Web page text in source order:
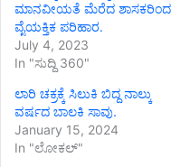
ಮಾನವೀಯತೆ ಮೆರೆದ ಶಾಸಕರಿಂದ
ವೈಯಕ್ತಿಕ ಪರಿಹಾರ.
July 4, 2023
In "ಸುದ್ದಿ 360"
ಲಾರಿ ಚಕ್ರಕ್ಕೆ ಸಿಲುಕಿ ಬಿದ್ದ ನಾಲ್ಕು
ವರ್ಷದ ಬಾಲಕಿ ಸಾವು.
January 15, 2024
In "ಲೋಕಲ್"